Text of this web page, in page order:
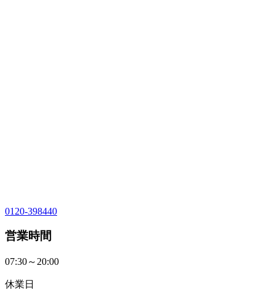
0120-398440
営業時間
07:30～20:00
休業日